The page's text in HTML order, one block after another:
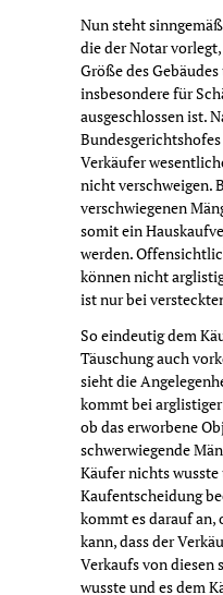
Nun steht
die der Notar
Größe des
insbesondere für
ausgeschlossen ist.
Verkäufer
nicht verschweigen.
verschwiegenen
somit ein
werden.
können nicht
ist nur bei
So eindeutig dem
Täuschung auch
sieht die
kommt bei
ob das erworbene
schwerwiegende
Käufer nichts wusste
Kaufentscheidung
kommt es darauf an,
kann, dass der
Verkaufs von diesen
wusste und es dem